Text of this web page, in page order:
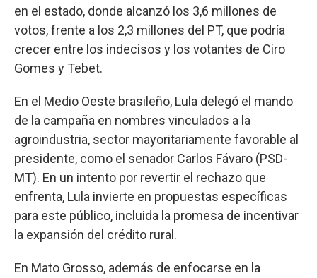
en el estado, donde alcanzó los 3,6 millones de
votos, frente a los 2,3 millones del PT, que podría
crecer entre los indecisos y los votantes de Ciro
Gomes y Tebet.
En el Medio Oeste brasileño, Lula delegó el mando
de la campaña en nombres vinculados a la
agroindustria, sector mayoritariamente favorable al
presidente, como el senador Carlos Fávaro (PSD-
MT). En un intento por revertir el rechazo que
enfrenta, Lula invierte en propuestas específicas
para este público, incluida la promesa de incentivar
la expansión del crédito rural.
En Mato Grosso, además de enfocarse en la